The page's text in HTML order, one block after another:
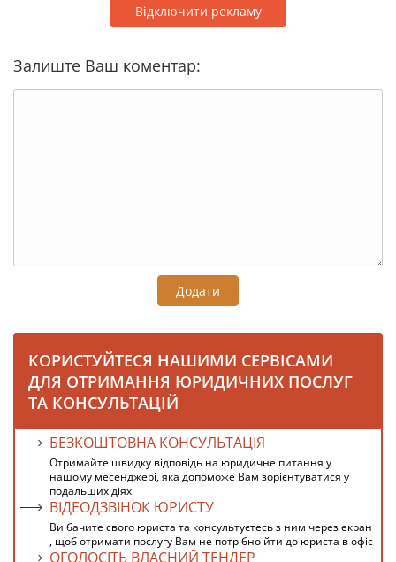
Відключити рекламу
Залиште Ваш коментар:
Додати
КОРИСТУЙТЕСЯ НАШИМИ СЕРВІСАМИ
ДЛЯ ОТРИМАННЯ ЮРИДИЧНИХ ПОСЛУГ
ТА КОНСУЛЬТАЦІЙ
БЕЗКОШТОВНА КОНСУЛЬТАЦІЯ
Отримайте швидку відповідь на юридичне питання у
нашому месенджері, яка допоможе Вам зорієнтуватися у
подальших діях
ВІДЕОДЗВІНОК ЮРИСТУ
Ви бачите свого юриста та консультуєтесь з ним через екран
, щоб отримати послугу Вам не потрібно йти до юриста в офіс
ОГОЛОСІТЬ ВЛАСНИЙ ТЕНДЕР